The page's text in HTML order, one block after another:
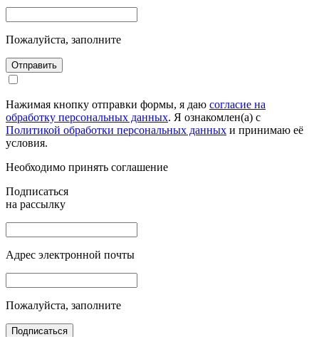
Пожалуйста, заполните
Отправить
Нажимая кнопку отправки формы, я даю согласие на
обработку персональных данных. Я ознакомлен(а) с
Политикой обработки персональных данных и принимаю её
условия.
Необходимо принять соглашение
Подписаться
на рассылку
Адрес электронной почты
Пожалуйста, заполните
Подписаться